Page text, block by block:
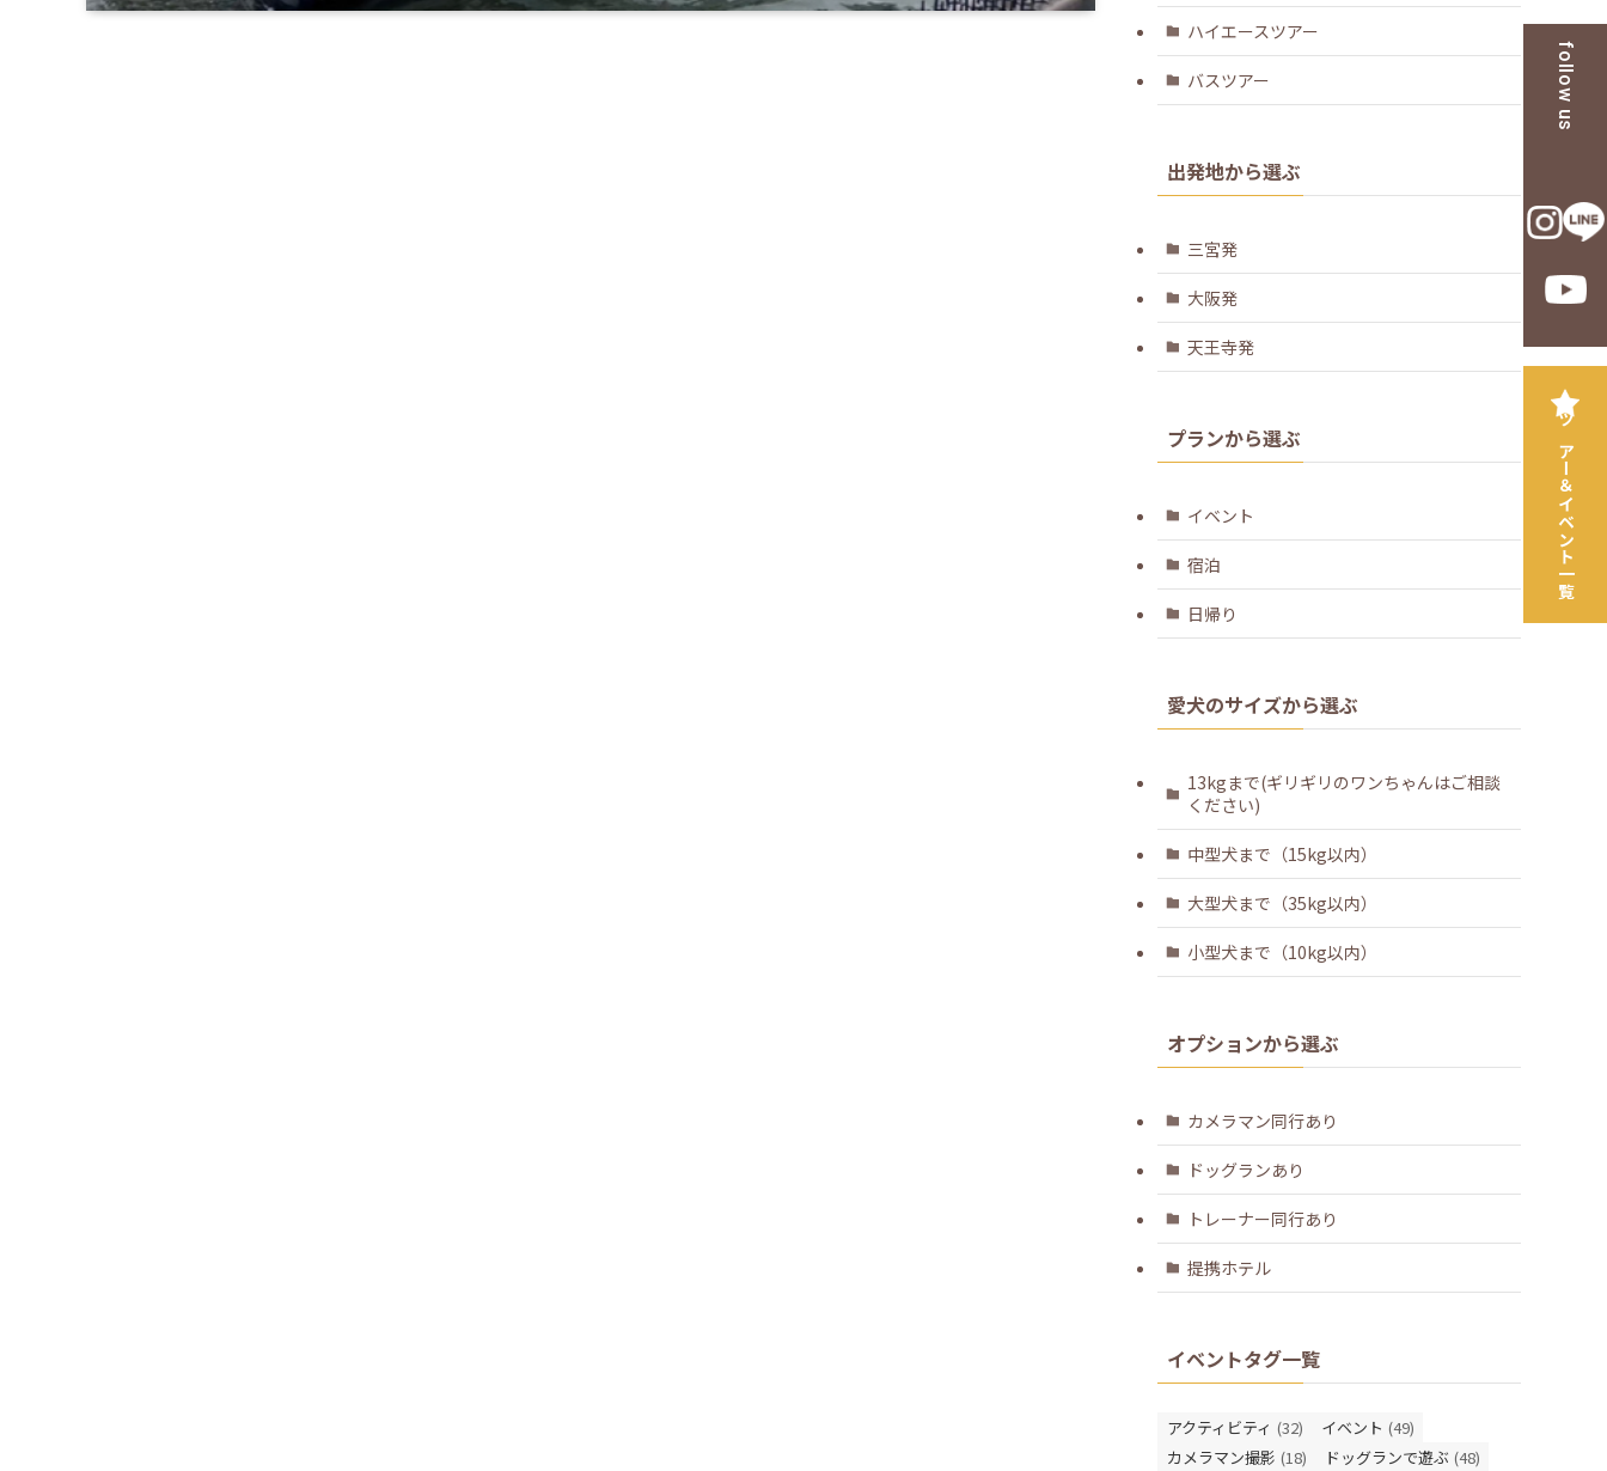
follow us
ツアー＆イベント一覧
ハイエースツアー
バスツアー
出発地から選ぶ
三宮発
大阪発
天王寺発
プランから選ぶ
イベント
宿泊
日帰り
愛犬のサイズから選ぶ
13kgまで(ギリギリのワンちゃんはご相談
ください)
中型犬まで（15kg以内）
大型犬まで（35kg以内）
小型犬まで（10kg以内）
オプションから選ぶ
カメラマン同行あり
ドッグランあり
トレーナー同行あり
提携ホテル
イベントタグ一覧
アクティビティ (32) イベント (49)
カメラマン撮影 (18) ドッグランで遊ぶ (48)